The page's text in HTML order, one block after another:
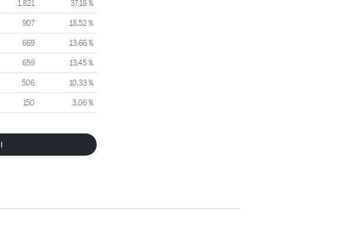
1.821 37,18 %
907 18,52 %
669 13,66 %
659 13,45 %
506 10,33 %
150 3,06 %